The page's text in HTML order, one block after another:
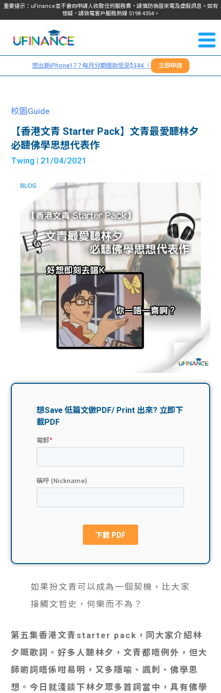
重要提示：uFinance並不會向申請人收取任何服務費，請慎防偽冒來電及虛假訊息。如有
懷疑，請致電客戶服務熱線 5198 4354。
我們
服務
計算
機
學生
分享
大學
貸款
網上
私人
大專
生筍
工推
搵工
Gui
ge
校園
Gui
de
學生
問題
學生
福利
nce
校園
我們
們
＋
想出新iPhone17？每月分期還款低至$344 ！ 立即申請
校園Guide
【香港文青 Starter Pack】文青最愛聽林夕
必聽佛學思想代表作
Twing | 21/04/2021
如果扮文青可以成為一個契機，比大家
接觸文哲史，何樂而不為？
第五集香港文青starter pack，同大家介紹林
夕嘅歌詞。好多人聽林夕，文青都唔例外，但大
師啲詞唔係咁易明，又多隱喻、諷刺、佛學思
想。今日就淺談下林夕眾多首詞當中，具有佛學